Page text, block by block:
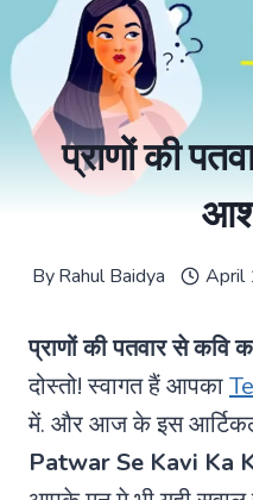
प्राणों की
ByRahul Baidya April
प्राणों की पतवार से कवि
दोस्तो! स्वागत हैं आपका
में. और आज के इस
Patwar Se Kavi Ka